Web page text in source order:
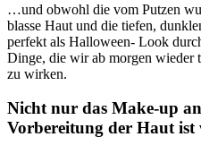
…und obwohl die vom Putzen
blasse Haut und die tiefen,
perfekt als Halloween- Look
Dinge, die wir ab morgen wieder
zu wirken.
Nicht nur das Make-up
Vorbereitung der Haut ist